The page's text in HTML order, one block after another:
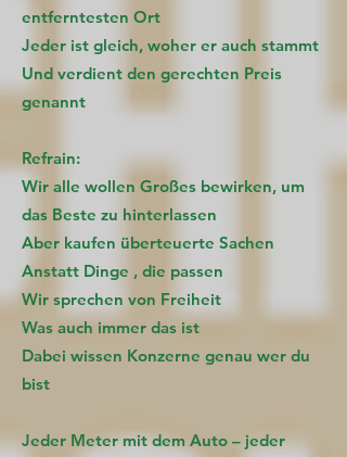
entferntesten Ort
Jeder ist gleich, woher er auch stammt
Und verdient den gerechten Preis
genannt
Refrain:
Wir alle wollen Großes bewirken, um
das Beste zu hinterlassen
Aber kaufen überteuerte Sachen
Anstatt Dinge , die passen
Wir sprechen von Freiheit
Was auch immer das ist
Dabei wissen Konzerne genau wer du
bist
Jeder Meter mit dem Auto – jeder